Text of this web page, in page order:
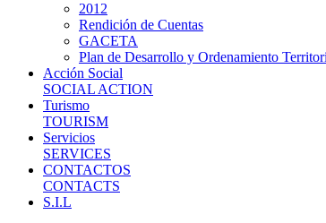
2012
Rendición de Cuentas
GACETA
Plan de Desarrollo y Ordenamiento
Acción Social
SOCIAL ACTION
Turismo
TOURISM
Servicios
SERVICES
CONTACTOS
CONTACTS
S.I.L